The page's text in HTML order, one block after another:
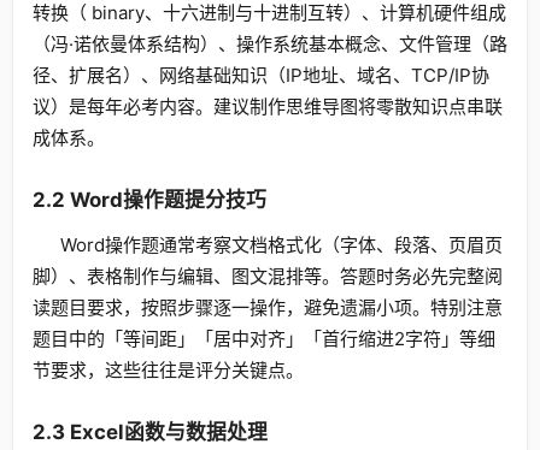
转换（ binary、十六进制与十进制互转）、计算机硬件组成
（冯·诺依曼体系结构）、操作系统基本概念、文件管理（路
径、扩展名）、网络基础知识（IP地址、域名、TCP/IP协
议）是每年必考内容。建议制作思维导图将零散知识点串联
成体系。
2.2 Word操作题提分技巧
Word操作题通常考察文档格式化（字体、段落、页眉页
脚）、表格制作与编辑、图文混排等。答题时务必先完整阅
读题目要求，按照步骤逐一操作，避免遗漏小项。特别注意
题目中的「等间距」「居中对齐」「首行缩进2字符」等细
节要求，这些往往是评分关键点。
2.3 Excel函数与数据处理